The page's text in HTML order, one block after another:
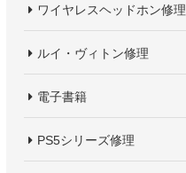
ワイヤレスヘッドホン修理
ルイ・ヴィトン修理
電子書籍
PS5シリーズ修理